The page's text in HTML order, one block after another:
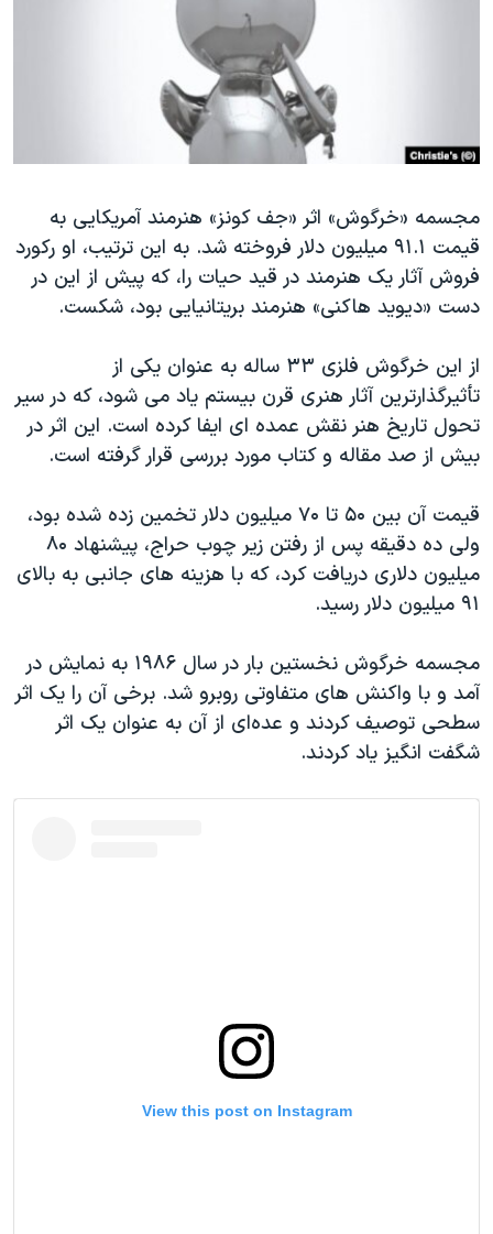
گالری عکس
آرشیو پخش زنده
انتخابات ریاست جمهوری آمریکا ۲۰۲۴
حمله جمهوری اسلامی به اسرائیل
اعتراضات زن، زندگی، آزادی
مجموعه مستندهای دادخواهی
تریبونال مردمی آبان ۹۸
چهل سال گروگان‌گیری
قانون شفافیت دارائی کادر رهبری ایران
اعتراضات مردمی آبان ۹۸
نرگس محمدی برنده جایزه نوبل صلح
همایش محافظه‌کاران آمریکا «سی‌پک»
صفحه‌های ویژه
سفر پرزیدنت ترامپ به چین
زبانهای مختلف
مجسمه «خرگوش» اثر «جف کونز» هنرمند آمریکایی به
قیمت ۹۱.۱ میلیون دلار فروخته شد. به این ترتیب، او رکورد
فروش آثار یک هنرمند در قید حیات را، که پیش از این در
دست «دیوید هاکنی» هنرمند بریتانیایی بود، شکست.
از این خرگوش فلزی ۳۳ ساله به عنوان یکی از
تأثیرگذارترین آثار هنری قرن بیستم یاد می شود، که در سیر
تحول تاریخ هنر نقش عمده ای ایفا کرده است. این اثر در
بیش از صد مقاله و کتاب مورد بررسی قرار گرفته است.
قیمت آن بین ۵۰ تا ۷۰ میلیون دلار تخمین زده شده بود،
ولی ده دقیقه پس از رفتن زیر چوب حراج، پیشنهاد ۸۰
میلیون دلاری دریافت کرد، که با هزینه های جانبی به بالای
۹۱ میلیون دلار رسید.
مجسمه خرگوش نخستین بار در سال ۱۹۸۶ به نمایش در
آمد و با واکنش های متفاوتی روبرو شد. برخی آن را یک اثر
سطحی توصیف کردند و عده‌ای از آن به عنوان یک اثر
شگفت انگیز یاد کردند.